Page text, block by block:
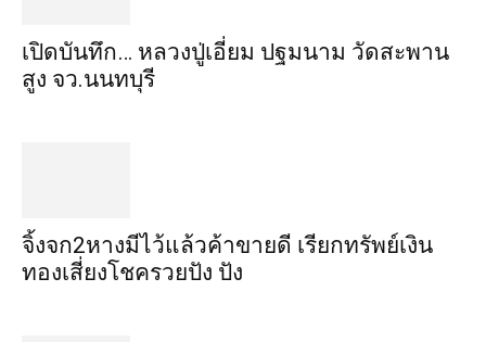
เปิดบันทึก… หลวงปู่เอี่ยม ​ปฐม​นาม​ วัดสะพาน
สูง​ จว.นนทบุรี
จิ้งจก​2​หาง​มีไว้แล้ว​ค้าขาย​ดี​ เรียก​ทรัพย์เงิน
ทอง​เสี่ยงโชค​รวยปัง​ ปัง​